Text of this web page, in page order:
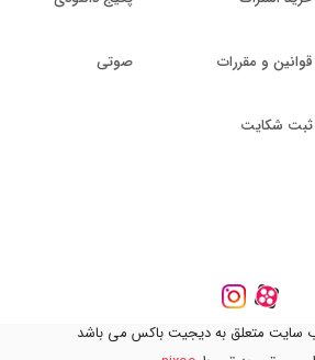
قوانین و مقررات
ثبت شکایت
صوتی
سایت متعلق به دیجیت باکس می باشد